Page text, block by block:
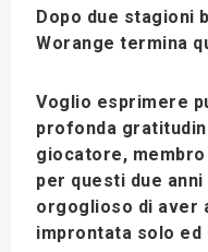
Dopo due stagioni
Worange termina
Voglio esprimere
profonda
giocatore,
per questi due
orgoglioso di aver
improntata solo